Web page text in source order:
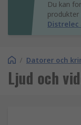
Du kan
Distrelec
/ Datorer och
Ljud och